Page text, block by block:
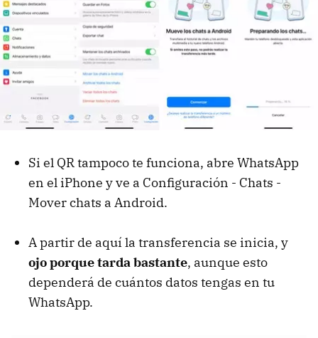
Si el QR tampoco te funciona, abre WhatsApp
en el iPhone y ve a Configuración - Chats -
Mover chats a Android.
A partir de aquí la transferencia se inicia, y
ojo porque tarda bastante, aunque esto
dependerá de cuántos datos tengas en tu
WhatsApp.